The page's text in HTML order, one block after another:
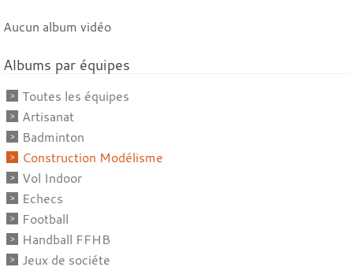
Aucun album vidéo
Albums par équipes
Toutes les équipes
Artisanat
Badminton
Construction Modélisme
Vol Indoor
Echecs
Football
Handball FFHB
Jeux de sociéte